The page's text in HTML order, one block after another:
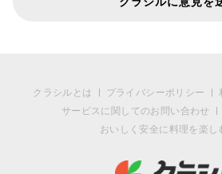
クラシルとは プライバシーポリシー
サービスに関してのお問い合わせ
おいしく安全に料理を楽し